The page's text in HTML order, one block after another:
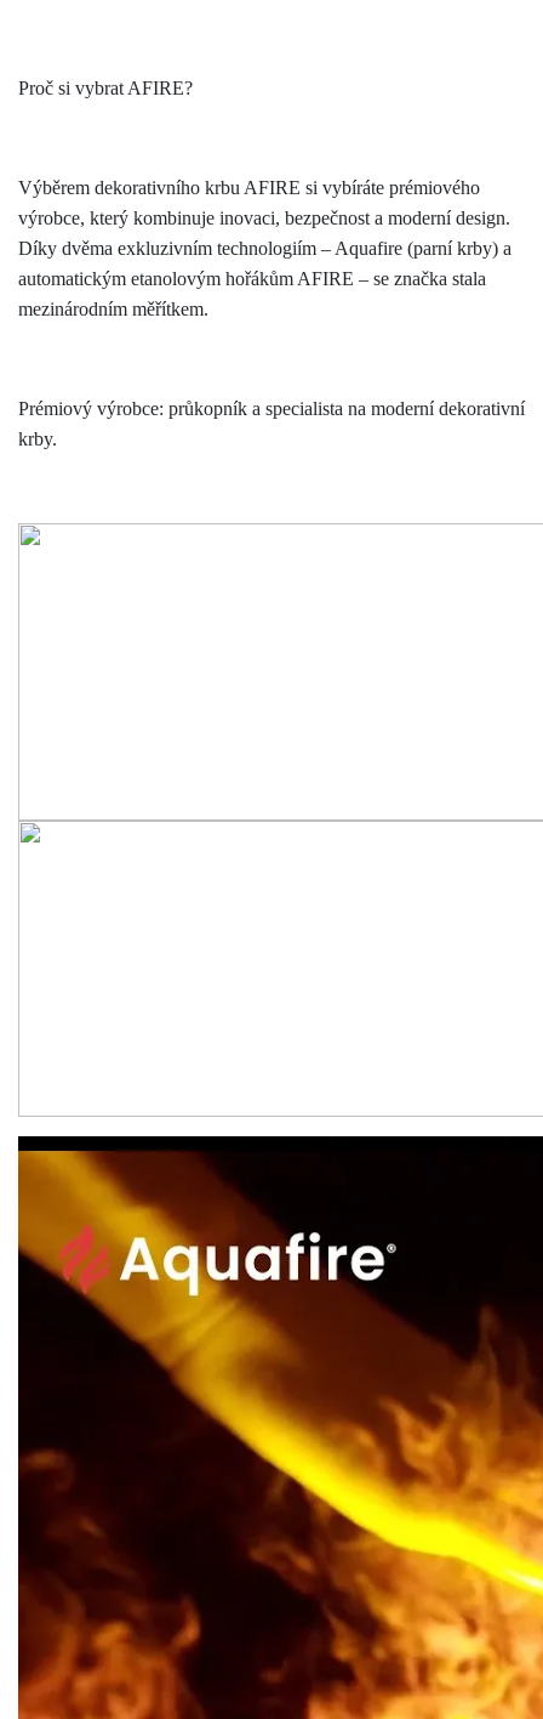
Proč si vybrat AFIRE?
Výběrem dekorativního krbu AFIRE si vybíráte prémiového
výrobce, který kombinuje inovaci, bezpečnost a moderní design.
Díky dvěma exkluzivním technologiím – Aquafire (parní krby) a
automatickým etanolovým hořákům AFIRE – se značka stala
mezinárodním měřítkem.
Prémiový výrobce: průkopník a specialista na moderní dekorativní
krby.